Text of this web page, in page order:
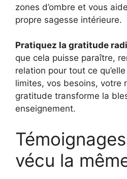
zones d’ombre et vous
propre sagesse intérieure.
Pratiquez la gratitude
que cela puisse paraître,
relation pour tout ce
limites, vos besoins, votre
gratitude transforme la
enseignement.
vécu la